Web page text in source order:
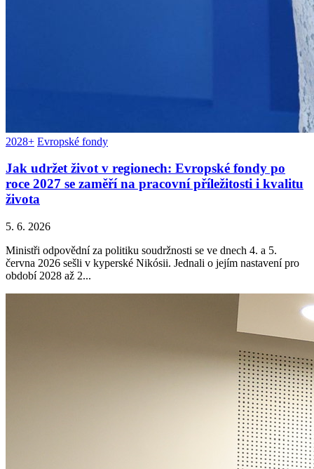
2028+ Evropské fondy
Jak udržet život v regionech: Evropské fondy po
roce 2027 se zaměří na pracovní příležitosti i kvalitu
života
5. 6. 2026
Ministři odpovědní za politiku soudržnosti se ve dnech 4. a 5.
června 2026 sešli v kyperské Nikósii. Jednali o jejím nastavení pro
období 2028 až 2...